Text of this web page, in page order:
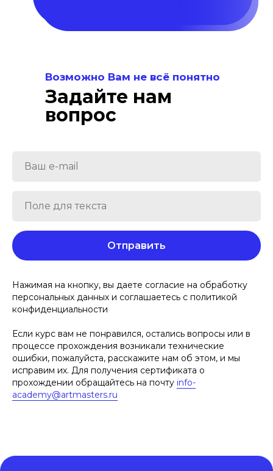
Возможно Вам не всё понятно
Задайте нам
вопрос
Отправить
Нажимая на кнопку, вы даете согласие на обработку
персональных данных и соглашаетесь c политикой
конфиденциальности
Если курс вам не понравился, остались вопросы или в
процессе прохождения возникали технические
ошибки, пожалуйста, расскажите нам об этом, и мы
исправим их. Для получения сертификата о
прохождении обращайтесь на почту info-
academy@artmasters.ru